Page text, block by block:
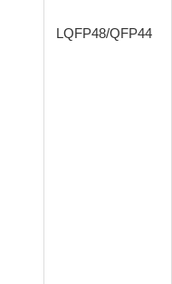
LQFP48/QFP44